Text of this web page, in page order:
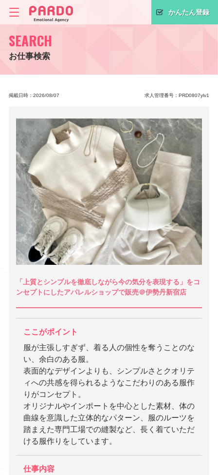
かんたん登録
SEARCH
お仕事検索
掲載日時：2026/08/07 求人管理番号：PRD0807ylv1
「上質とシンプルを徹底しながら今の気分を表現する」をコ
ンセプトにしたアパレルショップで販売＠伊勢丹新宿店
ここがポイント
服が主張しすぎず、着る人の個性を奪うことのな
い、余白のある服。
表面的なデザインよりも、シンプルさとクオリテ
ィへの共感を得られるようなこだわりのある服作
りがコンセプト。
オリジナルやインポートを中心とした素材、体の
曲線を意識した立体的なパターン、服のルーツを
踏まえた専門工場での縫製など、長く着ていただ
ける服作りをしています。
仕事内容